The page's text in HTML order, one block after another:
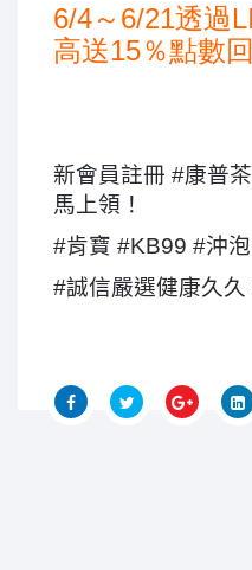
6/4～ 6/21透過
高送15％點數回
新會員註冊 #康普
馬上領！
#肯寶 #KB99 #沖
#誠信嚴選健康久久